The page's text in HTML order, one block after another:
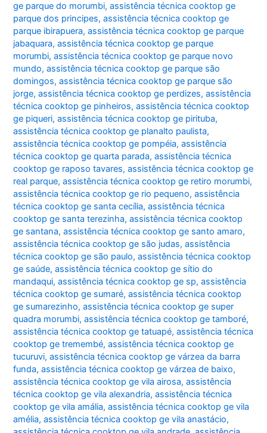
ge parque do morumbi,assistência técnica cooktop ge
parque dos principes,assistência técnica cooktop ge
parque ibirapuera,assistência técnica cooktop ge parque
jabaquara,assistência técnica cooktop ge parque
morumbi,assistência técnica cooktop ge parque novo
mundo,assistência técnica cooktop ge parque são
domingos,assistência técnica cooktop ge parque são
jorge,assistência técnica cooktop ge perdizes,assistência
técnica cooktop ge pinheiros,assistência técnica cooktop
ge piqueri,assistência técnica cooktop ge pirituba,
assistência técnica cooktop ge planalto paulista,
assistência técnica cooktop ge pompéia,assistência
técnica cooktop ge quarta parada,assistência técnica
cooktop ge raposo tavares,assistência técnica cooktop ge
real parque,assistência técnica cooktop ge retiro morumbi,
assistência técnica cooktop ge rio pequeno,assistência
técnica cooktop ge santa cecília,assistência técnica
cooktop ge santa terezinha,assistência técnica cooktop
ge santana,assistência técnica cooktop ge santo amaro,
assistência técnica cooktop ge são judas,assistência
técnica cooktop ge são paulo,assistência técnica cooktop
ge saúde,assistência técnica cooktop ge sítio do
mandaqui,assistência técnica cooktop ge sp,assistência
técnica cooktop ge sumaré,assistência técnica cooktop
ge sumarezinho,assistência técnica cooktop ge super
quadra morumbi,assistência técnica cooktop ge tamboré,
assistência técnica cooktop ge tatuapé,assistência técnica
cooktop ge tremembé,assistência técnica cooktop ge
tucuruvi,assistência técnica cooktop ge várzea da barra
funda,assistência técnica cooktop ge várzea de baixo,
assistência técnica cooktop ge vila airosa,assistência
técnica cooktop ge vila alexandria,assistência técnica
cooktop ge vila amália,assistência técnica cooktop ge vila
amélia,assistência técnica cooktop ge vila anastácio,